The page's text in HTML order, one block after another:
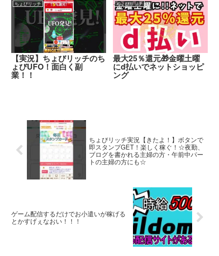
ちょびリッチ
【実況】ちょびリッチのち
ょびUFO！面白く副
業！！
ちょびリッチ
最大25％還元🎁金曜土曜
にd払いでネットショッピ
ング
ちょびリッチ実況【きたよ！】ボタンで
即スタンプGET！楽しく稼ぐ！☆夜勤、
ブログを書かれる主婦の方・午前中パー
トの主婦の方にも☆
ゲーム配信するだけでお小遣いが稼げる
とかすげぇなおい！！！